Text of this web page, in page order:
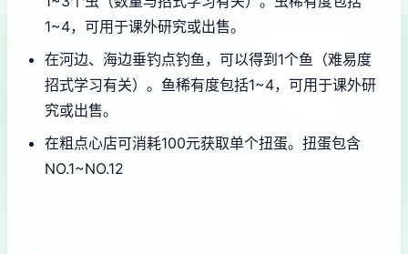
1~4，可用于课外研究或出售。
在河边、海边垂钓点钓鱼，可以得到1个鱼（难易度
招式学习有关）。鱼稀有度包括1~4，可用于课外研
究或出售。
在粗点心店可消耗100元获取单个扭蛋。扭蛋包含
NO.1~NO.12